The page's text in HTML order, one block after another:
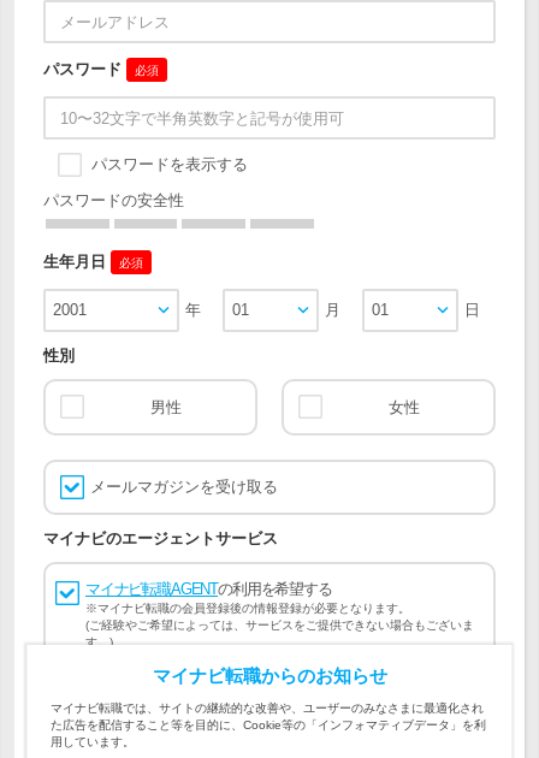
パスワード 必須
パスワードを表示する
パスワードの安全性
生年月日 必須
2001 年 01 月 01 日
性別
男性 女性
メールマガジンを受け取る
マイナビのエージェントサービス
マイナビ転職AGENTの利用を希望する
※マイナビ転職の会員登録後の情報登録が必要となります。
(ご経験やご希望によっては、サービスをご提供できない場合もございま
す。)
会員登録には マイナビ転職 会員規約
マイナビ転職AGENT
会員規約、マイナビ転職AGENT 個人情報の取り扱い および
個人情報の取り扱い
マイナビ転職からのお知らせ
マイナビ転職では、サイトの継続的な改善や、ユーザーのみなさまに最適化され
た広告を配信すること等を目的に、Cookie等の「インフォマティブデータ」を利
用しています。